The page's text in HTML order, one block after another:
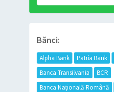
Bănci:
Alpha Bank Patria Bank
Banca Transilvania
BCR
Banca Națională Română